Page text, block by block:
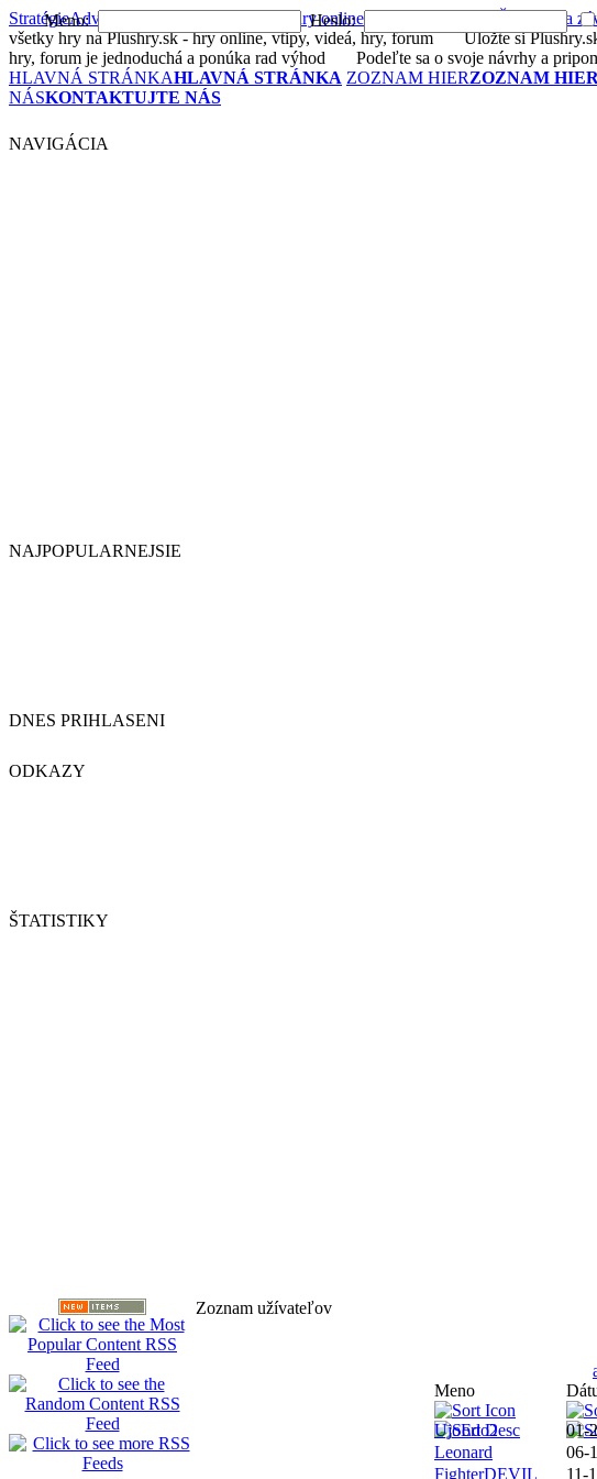
Meno: Heslo:
StratégieAdventúry hry online Športové a
všetky hry na Plushry.sk - hry online, vtipy, videá, hry, forum Uložte si Plushry.sk
hry, forum je jednoduchá a ponúka rad výhod
Podeľte sa o svoje návrhy a
HLAVNÁ STRÁNKAHLAVNÁ STRÁNKA ZOZNAM HIERZOZNAM HIER
NÁSKONTAKTUJTE NÁS
NAVIGÁCIA
NAJPOPULARNEJSIE
DNES PRIHLASENI
ODKAZY
ŠTATISTIKY
Zoznam užívateľov
Meno
UjoEdo2 01-
Leonard
06-
FighterDEVIL
11-